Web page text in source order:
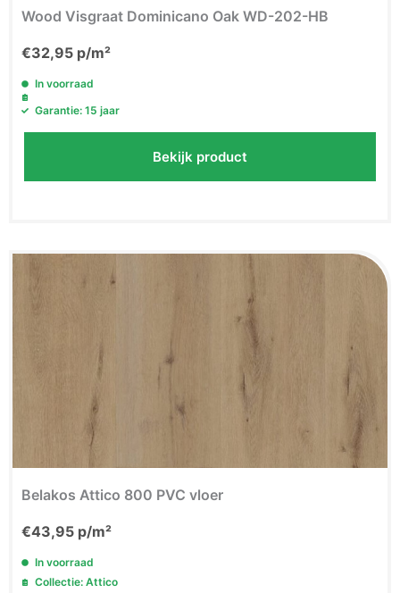
Wood Visgraat Dominicano Oak WD-202-HB
€32,95 p/m²
In voorraad
Garantie: 15 jaar
Bekijk product
Belakos Attico 800 PVC vloer
€43,95 p/m²
In voorraad
Collectie: Attico